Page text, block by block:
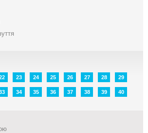
23 24 25 26 27 28 29
34 35 36 37 38 39 40